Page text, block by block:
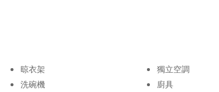
晾衣架
洗碗機
獨立空調
廚具